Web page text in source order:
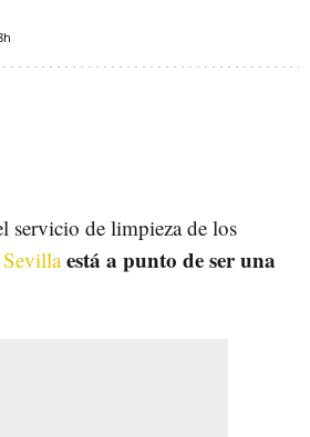
servicio de limpieza de los
está a punto de ser una